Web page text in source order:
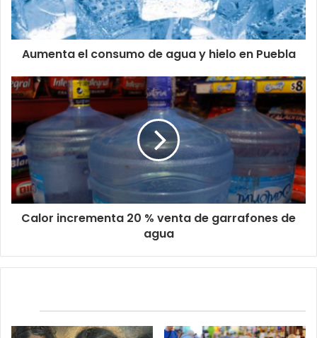
Aumenta el consumo de agua y hielo en Puebla
Calor incrementa 20 % venta de garrafones de
agua